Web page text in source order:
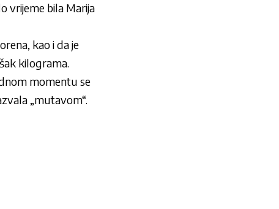
vrijeme bila Marija
kao i da je
kilograma.
momentu se
„mutavom“.